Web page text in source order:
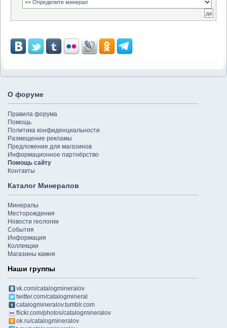
О форуме
Правила форума
Помощь
Политика конфиденциальности
Размещение рекламы
Предложение для магазинов
Информационное партнёрство
Помощь сайту
Контакты
Каталог Минералов
Минералы
Месторождения
Новости геологии
События
Информация
Коллекции
Магазины камня
Наши группы
vk.com/catalogmineralov
twitter.com/catalogmineral
catalogmineralov.tumblr.com
flickr.com/photos/catalogmineralov
ok.ru/catalogmineralov